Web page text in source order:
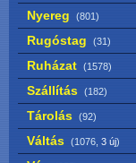
Nyereg (801)
Rugóstag (31)
Ruházat (1578)
Szállítás (182)
Tárolás (92)
Váltás (1076, 3 új)